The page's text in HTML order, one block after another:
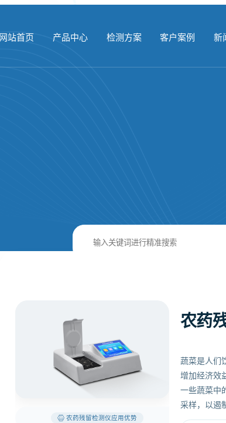
网站首页 产品中心 检测方案 客户案例 新
农药残留检测仪应用优势
农药
蔬菜是人们
增加经济效
一些蔬菜中
采样，以遏